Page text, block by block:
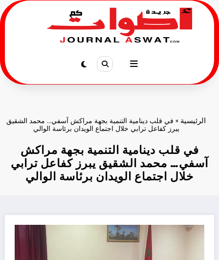
التجاوز
إلى
المحتوى
الرئيسية » في قلب دينامية التنمية بجهة مراكش آسفي… محمد الشقيق
يبرز كفاعل ترابي خلال اجتماع الويدان برئاسة الوالي
في قلب دينامية التنمية بجهة مراكش
آسفي… محمد الشقيق يبرز كفاعل ترابي
خلال اجتماع الويدان برئاسة الوالي